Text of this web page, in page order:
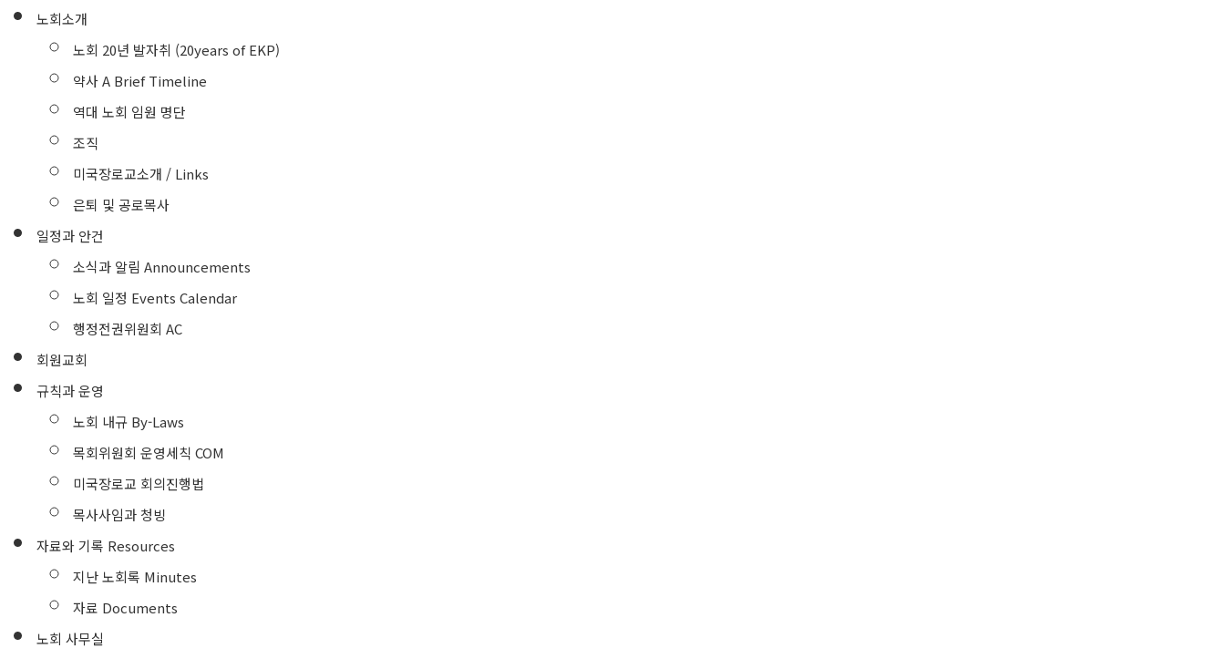
노회소개
노회 20년 발자취 (20years of EKP)
약사 A Brief Timeline
역대 노회 임원 명단
조직
미국장로교소개 / Links
은퇴 및 공로목사
일정과 안건
소식과 알림 Announcements
노회 일정 Events Calendar
행정전권위원회 AC
회원교회
규칙과 운영
노회 내규 By-Laws
목회위원회 운영세칙 COM
미국장로교 회의진행법
목사사임과 청빙
자료와 기록 Resources
지난 노회록 Minutes
자료 Documents
노회 사무실